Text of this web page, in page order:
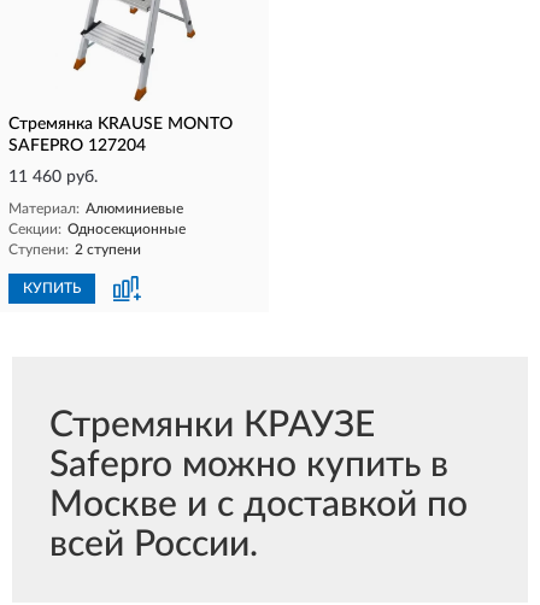
Стремянка KRAUSE MONTO
SAFEPRO 127204
11 460 руб.
Материал: Алюминиевые
Секции: Односекционные
Ступени: 2 ступени
КУПИТЬ
Стремянки КРАУЗЕ
Safepro можно купить в
Москве и с доставкой по
всей России.